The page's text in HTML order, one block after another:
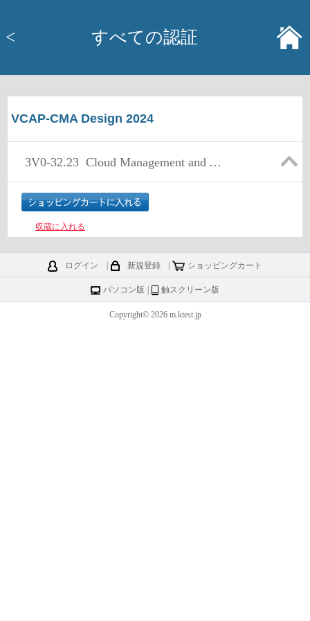
< すべての認証
VCAP-CMA Design 2024
3V0-32.23 Cloud Management and Automation Advanced Design
収蔵に入れる
ログイン 新規登録 ショッピングカート
パソコン版 触スクリーン版
Copyright© 2026 m.ktest.jp